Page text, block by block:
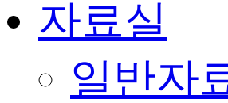
자료실
일반자